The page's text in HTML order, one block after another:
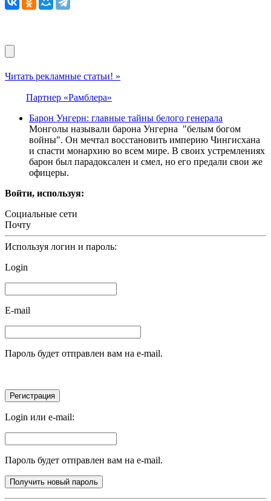
Читать рекламные статьи! »
Партнер «Рамблера»
Барон Унгерн: главные тайны белого генерала
Монголы называли барона Унгерна "белым богом
войны". Он мечтал восстановить империю Чингисхана
и спасти монархию во всем мире. В своих устремлениях
барон был парадоксален и смел, но его предали свои же
офицеры.
Войти, используя:
Социальные сети
Почту
Используя логин и пароль:
Login
E-mail
Пароль будет отправлен вам на e-mail.
Login или e-mail:
Пароль будет отправлен вам на e-mail.